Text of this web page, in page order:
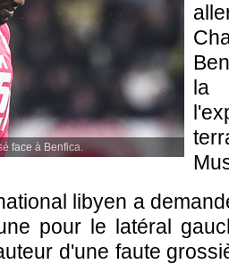
face à Benfica.
la
libyen a
pour le latéral
d'une faute